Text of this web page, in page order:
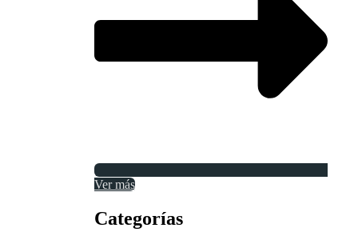
Ver más
Categorías